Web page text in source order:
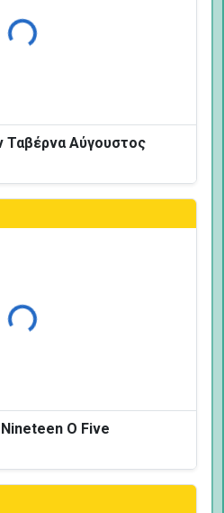
Φόρτωση...
Ταβέρνα Αύγουστος
Φόρτωση...
O Five